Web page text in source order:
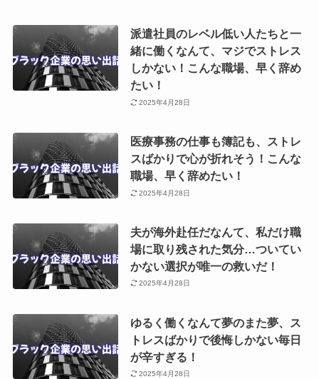
派遣社員のレベル低い人たちと一
緒に働くなんて、マジでストレス
しかない！こんな職場、早く辞め
たい！
2025年4月28日
医療事務の仕事も簿記も、ストレ
スばかりで心が折れそう！こんな
職場、早く辞めたい！
2025年4月28日
夫が海外赴任だなんて、私だけ職
場に取り残された気分…ついてい
かない選択が唯一の救いだ！
2025年4月28日
ゆるく働くなんて夢のまた夢、ス
トレスばかりで後悔しかない毎日
が辛すぎる！
2025年4月28日